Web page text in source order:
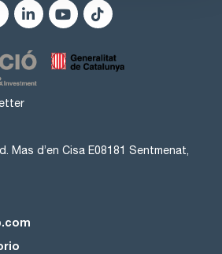
Mas d’en Cisa E08181 Sentmenat,